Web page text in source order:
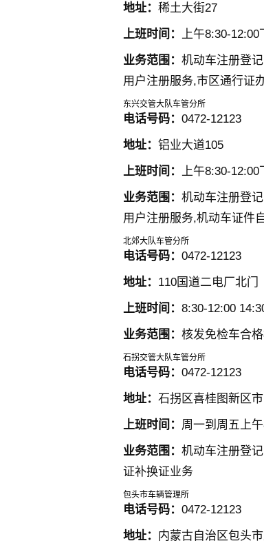
地址： 稀土大街27
上班时间： 上午8:30-12:00
业务范围： 机动车注册登
用户注册服务,市区通行证
东兴交管大队车管分所
电话号码： 0472-12123
地址： 铝业大道105
上班时间： 上午8:30-12:00
业务范围： 机动车注册登
用户注册服务,机动车证件
北郊大队车管分所
电话号码： 0472-12123
地址： 110国道二电厂北门
上班时间： 8:30-12:00
业务范围： 核发免检车合
石拐交管大队车管分所
电话号码： 0472-12123
地址： 石拐区喜桂图新区
上班时间： 周一到周五上
业务范围： 机动车注册登
证补换证业务
包头市车辆管理所
电话号码： 0472-12123
地址： 内蒙古自治区包头